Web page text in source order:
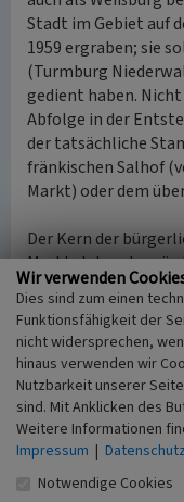
Stadt im Gebiet auf
1959 ergraben; sie
(Turmburg
gedient haben.
Abfolge in der
der tatsächliche
fränkischen Salhof
Markt) oder dem
Der Kern der
Marktplatz oder
gelegene
angenommen. Die
durch Mauer und
Vorder- oder
ersten Mauer
scheint sie sich in
haben. Zwischen
gelegenen
unbebautes Areal.
Wir verwenden
Dies sind zum einen
Funktionsfähigkeit der
nicht widersprechen,
hinaus verwenden wir
Nutzbarkeit unserer
sind. Mit Anklicken des
Weitere Informationen
Impressum | Datenschutz
Notwendige Cookies